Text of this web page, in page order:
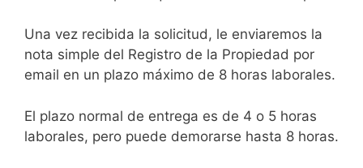
Una vez recibida la solicitud, le enviaremos la
nota simple del Registro de la Propiedad por
email en un plazo máximo de 8 horas laborales.
El plazo normal de entrega es de 4 o 5 horas
laborales, pero puede demorarse hasta 8 horas.